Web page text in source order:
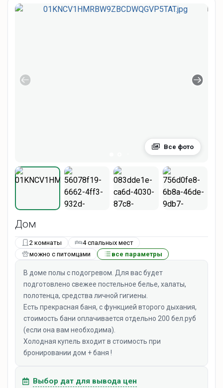
Все фото
Дом
2 комнаты
4 спальных мест
можно с питомцами
все параметры
В доме полы с подогревом. Для вас будет
подготовлено свежее постельное белье, халаты,
полотенца, средства личной гигиены.
Есть прекрасная баня, с функцией второго дыхания,
стоимость бани оплачивается отдельно 200 бел.руб
(если она вам необходима).
Холодная купель входит в стоимость при
бронировании дом + баня !
Выбор дат для вывода цен